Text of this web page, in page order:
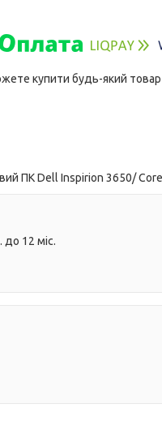
купити будь-який
ПК Dell Inspirion 3650/
до 12 міс.